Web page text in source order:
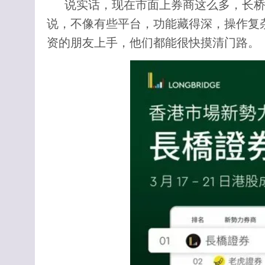
说实话，现在市面上券商这么多，长
说，不像有些平台，功能藏得深，操作
资的朋友上手，他们都能很快摸清门路。